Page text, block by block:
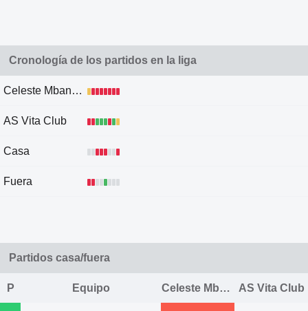
Cronología de los partidos en la liga
Celeste Mbandaka
AS Vita Club
Casa
Fuera
Partidos casa/fuera
P Equipo Celeste Mbandaka AS Vita Club